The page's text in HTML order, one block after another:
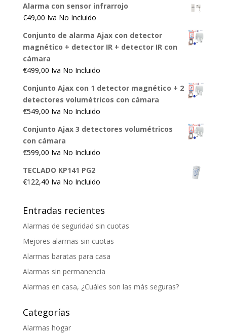
Alarma con sensor infrarrojo
€49,00 Iva No Incluido
Conjunto de alarma Ajax con detector
magnético + detector IR + detector IR con
cámara
€499,00 Iva No Incluido
Conjunto Ajax con 1 detector magnético + 2
detectores volumétricos con cámara
€549,00 Iva No Incluido
Conjunto Ajax 3 detectores volumétricos
con cámara
€599,00 Iva No Incluido
TECLADO KP141 PG2
€122,40 Iva No Incluido
Entradas recientes
Alarmas de seguridad sin cuotas
Mejores alarmas sin cuotas
Alarmas baratas para casa
Alarmas sin permanencia
Alarmas en casa, ¿Cuáles son las más seguras?
Categorías
Alarmas hogar